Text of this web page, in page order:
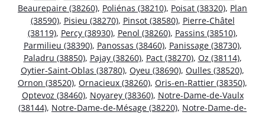
Beaurepaire (38260), Poliénas (38210), Poisat (38320), Plan
(38590), Pisieu (38270), Pinsot (38580), Pierre-Châtel
(38119), Percy (38930), Penol (38260), Passins (38510),
Parmilieu (38390), Panossas (38460), Panissage (38730),
Paladru (38850), Pajay (38260), Pact (38270), Oz (38114),
Oytier-Saint-Oblas (38780), Oyeu (38690), Oulles (38520),
Ornon (38520), Ornacieux (38260), Oris-en-Rattier (38350),
Optevoz (38460), Noyarey (38360), Notre-Dame-de-Vaulx
(38144), Notre-Dame-de-Mésage (38220), Notre-Dame-de-